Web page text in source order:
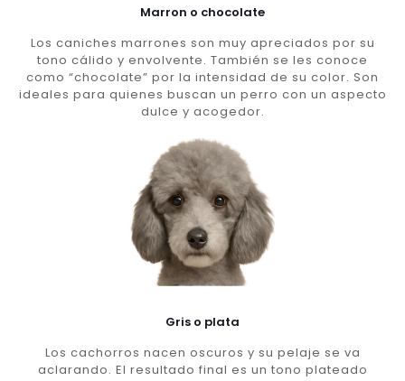
Marron o chocolate
Los caniches marrones son muy apreciados por su
tono cálido y envolvente. También se les conoce
como “chocolate” por la intensidad de su color. Son
ideales para quienes buscan un perro con un aspecto
dulce y acogedor.
Gris o plata
Los cachorros nacen oscuros y su pelaje se va
aclarando. El resultado final es un tono plateado